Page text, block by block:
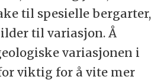
til spesielle bergarter,
til variasjon. Å
variasjonen i
viktig for å vite mer